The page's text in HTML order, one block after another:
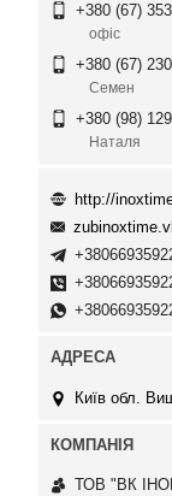
+380 (67)
офіс
+380 (67)
Семен
+380 (98)
Наталя
Київ обл.
ТОВ "ВК